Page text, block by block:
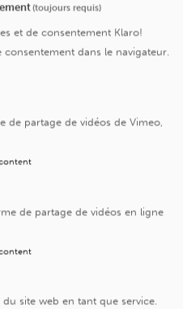
Saint-Luc
(toujours requis)
et de consentement Klaro!
dans le navigateur.
de partage de vidéos de Vimeo,
de partage de vidéos en ligne
du site web en tant que service.